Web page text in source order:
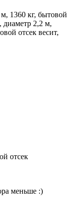
1360 кг, бытовой
2,2 м,
отсек весит,
отсек
меньше :)